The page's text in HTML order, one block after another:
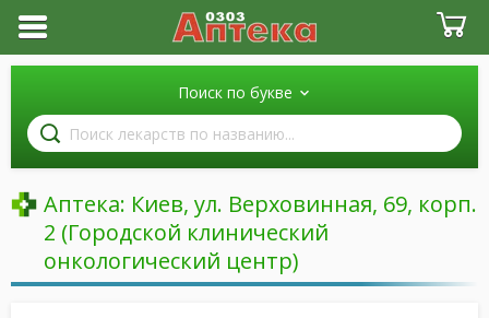
Поиск по букве
Поиск
лекарств
по
названию
Аптека: Киев, ул. Верховинная, 69, корп.
2 (Городской клинический
онкологический центр)